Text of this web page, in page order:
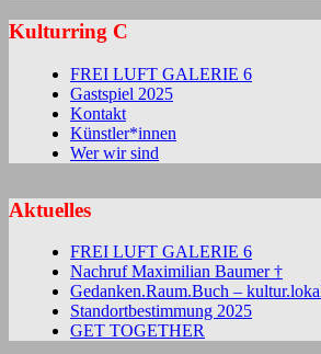
Kulturring C
FREI LUFT GALERIE 6
Gastspiel 2025
Kontakt
Künstler*innen
Wer wir sind
Aktuelles
FREI LUFT GALERIE 6
Nachruf Maximilian Baumer †
Gedanken.Raum.Buch –
Standortbestimmung 2025
GET TOGETHER